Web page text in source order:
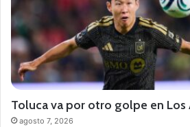
Toluca va por otro golpe en Los
agosto 7, 2026